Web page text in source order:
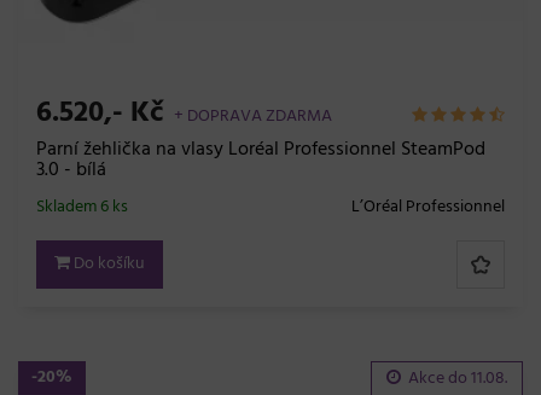
6.520,- Kč + DOPRAVA ZDARMA
Parní žehlička na vlasy Loréal Professionnel SteamPod
3.0 - bílá
L’Oréal Professionnel
Skladem 6 ks
Do košíku
-20% Akce do11.08.